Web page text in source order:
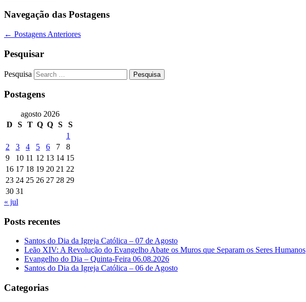
Navegação das Postagens
← Postagens Anteriores
Pesquisar
Pesquisa
Postagens
agosto 2026
D
S T Q Q S
S
1
2
3 4 5 6 7
8
9
10 11 12 13 14 15
16 17 18 19 20 21 22
23 24 25 26 27 28 29
30 31
« jul
Posts recentes
Santos do Dia da Igreja Católica – 07 de Agosto
Leão XIV: A Revolução do Evangelho Abate os Muros que Separam os Seres Humanos
Evangelho do Dia – Quinta-Feira 06.08.2026
Santos do Dia da Igreja Católica – 06 de Agosto
Categorias